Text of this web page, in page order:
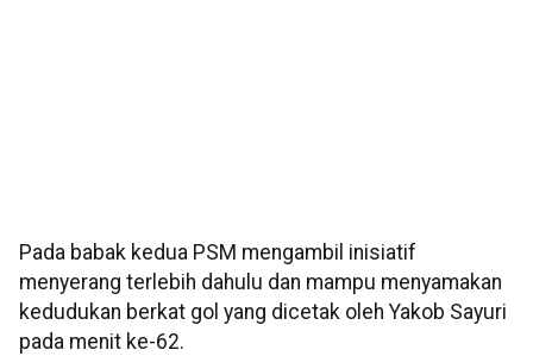
Pada babak kedua PSM mengambil inisiatif
menyerang terlebih dahulu dan mampu menyamakan
kedudukan berkat gol yang dicetak oleh Yakob Sayuri
pada menit ke-62.